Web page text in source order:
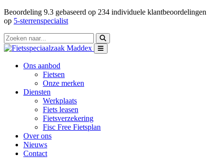
Beoordeling 9.3 gebaseerd op 234 individuele klantbeoordelingen
op 5-sterrenspecialist
Ons aanbod
Fietsen
Onze merken
Diensten
Werkplaats
Fiets leasen
Fietsverzekering
Fisc Free Fietsplan
Over ons
Nieuws
Contact